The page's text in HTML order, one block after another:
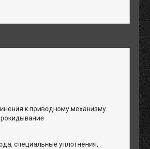
к приводному механизму
специальные уплотнения,